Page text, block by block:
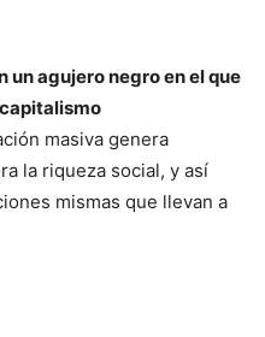
un agujero negro en el que
masiva genera
la riqueza social, y así
mismas que llevan a